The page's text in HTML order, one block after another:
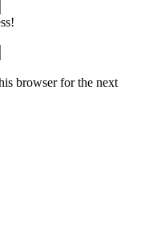
browser for the next